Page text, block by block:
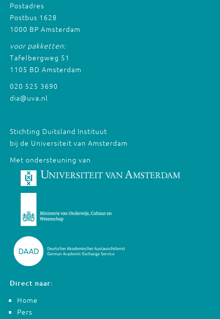
Postadres
Postbus 1628
1000 BP Amsterdam
voor pakketten:
Tafelbergweg 51
1105 BD Amsterdam
020 525 3690
dia@uva.nl
Stichting Duitsland Instituut
bij de Universiteit van Amsterdam
Met ondersteuning van
Direct naar:
Home
Pers